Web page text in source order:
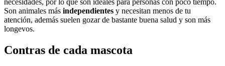
Son animales más independientes y necesitan menos de tu
atención, además suelen gozar de bastante buena salud y son más
longevos.
Contras de cada mascota